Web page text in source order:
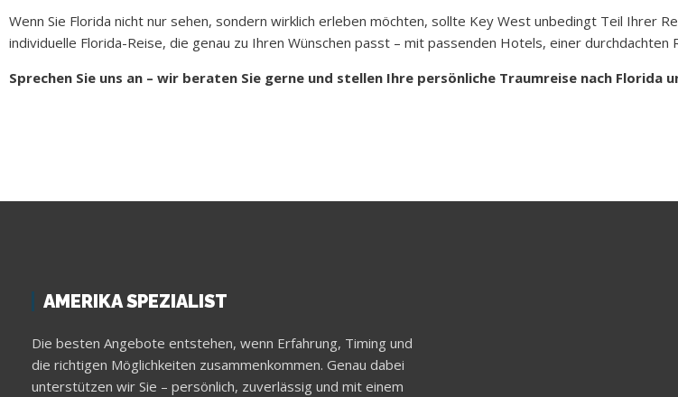
Wenn Sie Florida nicht nur sehen, sondern wirklich erleben möchten, sollte Key West unbedingt Teil Ihrer
individuelle Florida-Reise, die genau zu Ihren Wünschen passt – mit passenden Hotels, einer
Sprechen Sie uns an – wir beraten Sie gerne und stellen Ihre persönliche Traumreise nach Florida
AMERIKA SPEZIALIST
Die besten Angebote entstehen, wenn Erfahrung, Timing und
die richtigen Möglichkeiten zusammenkommen. Genau dabei
unterstützen wir Sie – persönlich, zuverlässig und mit einem